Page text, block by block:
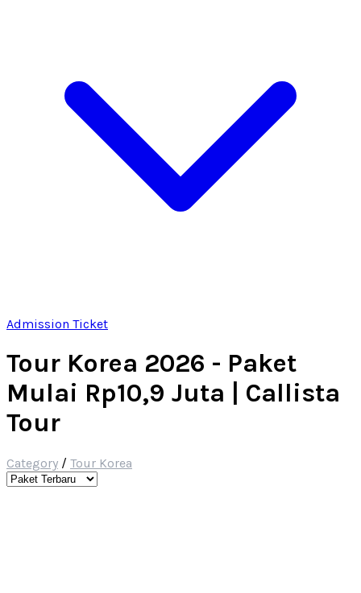
Admission Ticket
Tour Korea 2026 - Paket
Mulai Rp10,9 Juta | Callista
Tour
Category / Tour Korea